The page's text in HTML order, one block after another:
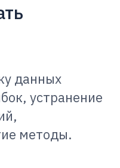
данных
устранение
методы.